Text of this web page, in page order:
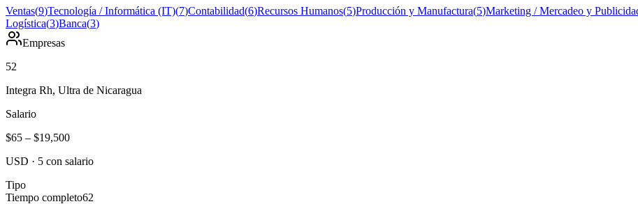
Ventas(9)Tecnología / Informática (IT)(7)Contabilidad(6)Recursos Humanos(5)Producción y Manufactura(5)Marketing / Mercadeo y
Logística(3)Banca(3)
Empresas
52
Integra Rh, Ultra de Nicaragua
Salario
$65 – $19,500
USD · 5 con salario
Tipo
Tiempo completo62